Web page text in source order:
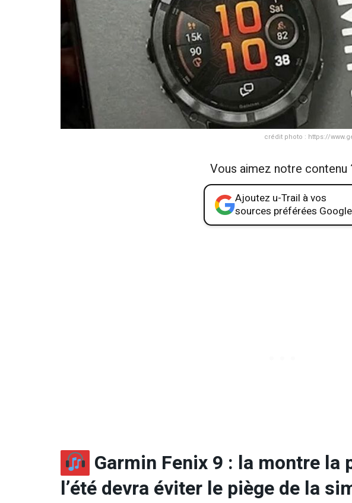
crédit photo : https://
Vous aimez notre contenu
Ajoutez u-Trail à vos
sources préférées Google
Garmin Fenix 9 : la montre la
l’été devra éviter le piège de la